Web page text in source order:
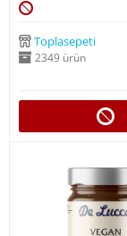
Toplasepeti
2349 ürün